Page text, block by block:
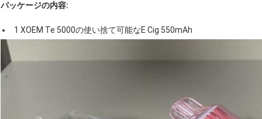
パッケージの内容:
1 XOEM Te 5000の使い捨て可能なE Cig 550mAh